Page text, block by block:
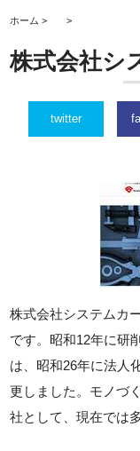
ホーム > >
株式会社シ
twitter
株式会社システムカ
です。昭和12年に研
は、昭和26年に法人
更しました。モノづ
社として、現在では